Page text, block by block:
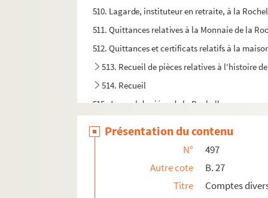
510. Lagarde, instituteur en retraite, à la
511. Quittances relatives à la Monnaie de la
512. Quittances et certificats relatifs à la
513. Recueil de pièces relatives à l'histoire
514. Recueil
515. Journal du siége de la Rochelle,
517. « Extrait des titres et reconnoissances du
Présentation du contenu
N°
497
Autre cote
B. 27
Titre
Comptes